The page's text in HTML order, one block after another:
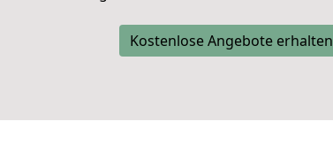
Kostenlose Angebote erhalten